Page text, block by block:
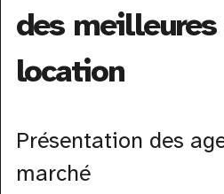
des
location
Présentation des
marché